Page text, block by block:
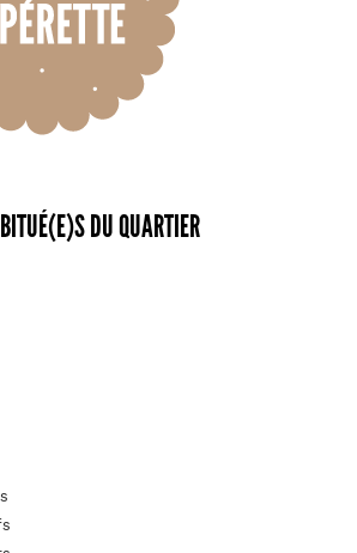
DU QUARTIER